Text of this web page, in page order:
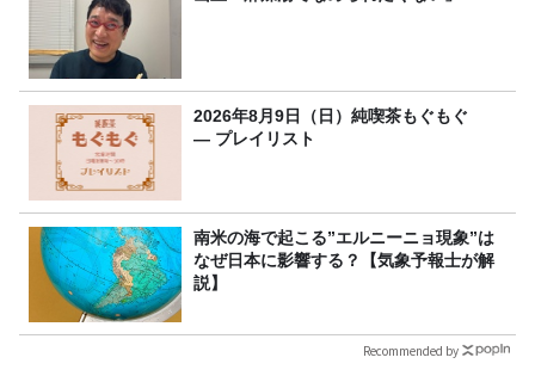
2026年8月9日（日）純喫茶もぐもぐ
― プレイリスト
南米の海で起こる”エルニーニョ現象”は
なぜ日本に影響する？【気象予報士が解
説】
Recommended by